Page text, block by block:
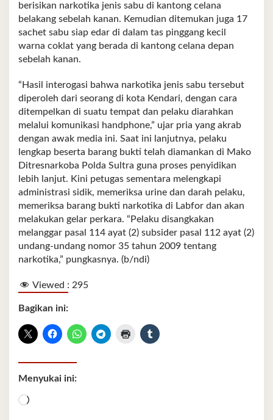
berisikan narkotika jenis sabu di kantong celana
belakang sebelah kanan. Kemudian ditemukan juga 17
sachet sabu siap edar di dalam tas pinggang kecil
warna coklat yang berada di kantong celana depan
sebelah kanan.
“Hasil interogasi bahwa narkotika jenis sabu tersebut
diperoleh dari seorang di kota Kendari, dengan cara
ditempelkan di suatu tempat dan pelaku diarahkan
melalui komunikasi handphone,” ujar pria yang akrab
dengan awak media ini. Saat ini lanjutnya, pelaku
lengkap beserta barang bukti telah diamankan di Mako
Ditresnarkoba Polda Sultra guna proses penyidikan
lebih lanjut. Kini petugas sementara melengkapi
administrasi sidik, memeriksa urine dan darah pelaku,
memeriksa barang bukti narkotika di Labfor dan akan
melakukan gelar perkara. “Pelaku disangkakan
melanggar pasal 114 ayat (2) subsider pasal 112 ayat (2)
undang-undang nomor 35 tahun 2009 tentang
narkotika,” pungkasnya. (b/ndi)
Viewed : 295
Bagikan ini:
Menyukai ini:
Memuat...